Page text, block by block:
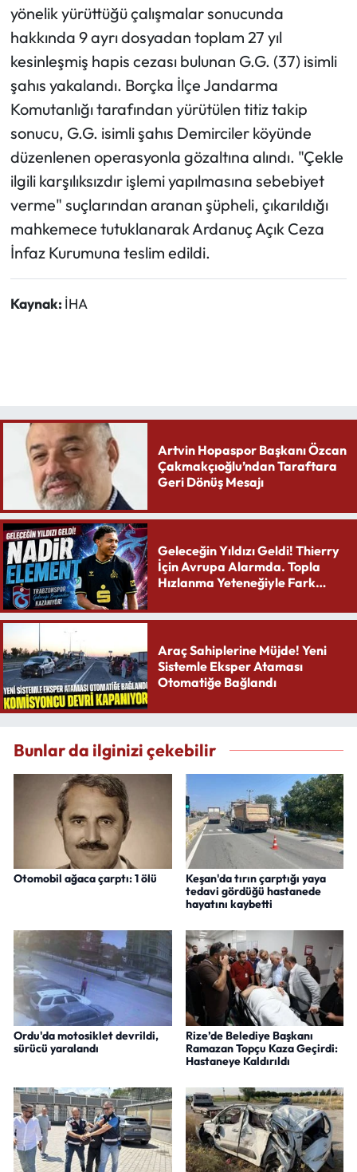
yönelik yürüttüğü çalışmalar sonucunda
hakkında 9 ayrı dosyadan toplam 27 yıl
kesinleşmiş hapis cezası bulunan G.G. (37) isimli
şahıs yakalandı. Borçka İlçe Jandarma
Komutanlığı tarafından yürütülen titiz takip
sonucu, G.G. isimli şahıs Demirciler köyünde
düzenlenen operasyonla gözaltına alındı. "Çekle
ilgili karşılıksızdır işlemi yapılmasına sebebiyet
verme" suçlarından aranan şüpheli, çıkarıldığı
mahkemece tutuklanarak Ardanuç Açık Ceza
İnfaz Kurumuna teslim edildi.
Kaynak: İHA
Artvin Hopaspor Başkanı Özcan
Çakmakçıoğlu’ndan Taraftara
Geri Dönüş Mesajı
Geleceğin Yıldızı Geldi! Thierry
İçin Avrupa Alarmda. Topla
Hızlanma Yeteneğiyle Fark
Araç Sahiplerine Müjde! Yeni
Sistemle Eksper Ataması
Otomatiğe Bağlandı
Bunlar da ilginizi çekebilir
Otomobil ağaca çarptı: 1 ölü
Keşan'da tırın çarptığı yaya
tedavi gördüğü hastanede
hayatını kaybetti
Ordu'da motosiklet devrildi,
sürücü yaralandı
Rize’de Belediye Başkanı
Ramazan Topçu Kaza Geçirdi:
Hastaneye Kaldırıldı
ASTROLOJİ
Spor Yazıları
Mektup Galeri
Ekonomi
Sağlık
Turizm
Teknoloji